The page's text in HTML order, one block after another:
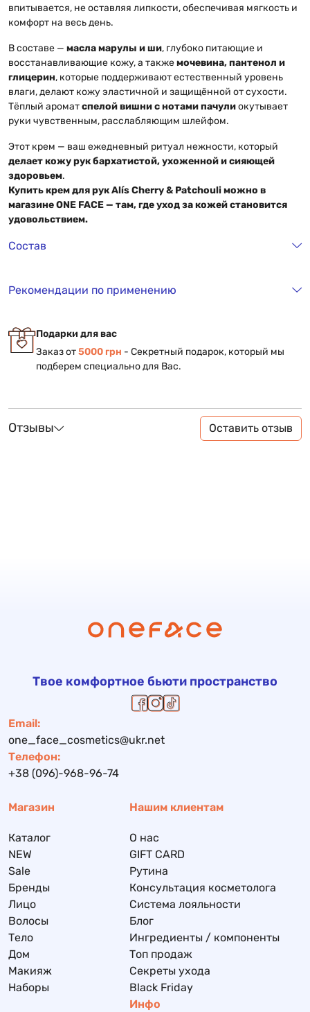
впитывается, не оставляя липкости, обеспечивая мягкость и
комфорт на весь день.
В составе — масла марулы и ши, глубоко питающие и
восстанавливающие кожу, а такжемочевина, пантенол и
глицерин, которые поддерживают естественный уровень
влаги, делают кожу эластичной и защищённой от сухости.
Тёплый ароматспелой вишни с нотами пачулиокутывает
руки чувственным, расслабляющим шлейфом.
Этот крем — ваш ежедневный ритуал нежности, который
делает кожу рук бархатистой, ухоженной и сияющей
здоровьем.
Купить крем для рук Alís Cherry & Patchouli можно в
магазине ONE FACE — там, где уход за кожей становится
удовольствием.
Состав
Рекомендации по применению
Подарки для вас
Заказ от5000 грн - Секретный подарок, который мы
подберем специально для Вас.
Отзывы Оставить отзыв
Твое комфортное бьюти пространство
Email:
one_face_cosmetics@ukr.net
Телефон:
+38 (096)-968-96-74
Магазин
Каталог
NEW
Sale
Бренды
Лицо
Волосы
Тело
Дом
Макияж
Наборы
Нашим клиентам
О нас
GIFT CARD
Рутина
Консультация косметолога
Система лояльности
Блог
Ингредиенты / компоненты
Топ продаж
Секреты ухода
Black Friday
Инфо